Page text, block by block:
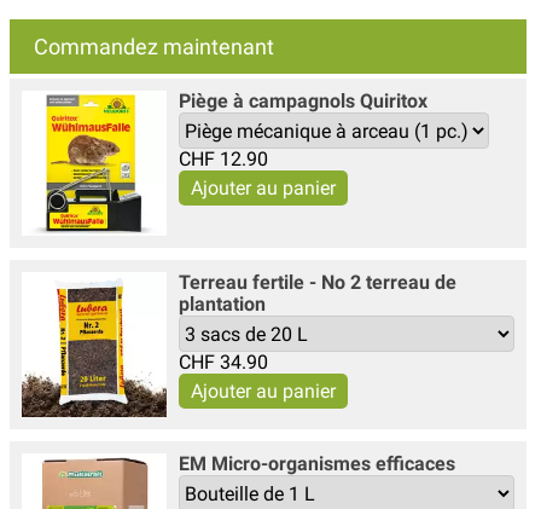
Commandez maintenant
Piège à campagnols Quiritox
CHF 12.90
Terreau fertile - No 2 terreau de
plantation
CHF 34.90
EM Micro-organismes efficaces